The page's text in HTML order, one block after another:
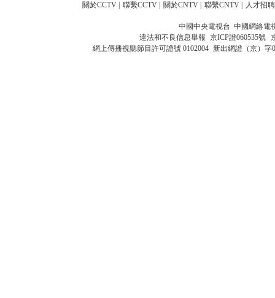
關於CCTV 聯繫CCTV 關於CNTV 聯繫CNTV 人才招聘
中國中央電視台 中國網絡電
違法和不良信息舉報 京ICP證060535號
網上傳播視聽節目許可證號 0102004 新出網證（京）